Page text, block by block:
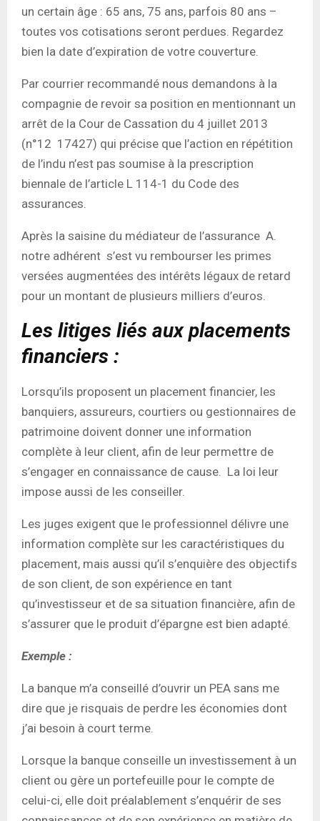
un certain âge : 65 ans, 75 ans, parfois 80 ans –
toutes vos cotisations seront perdues. Regardez
bien la date d’expiration de votre couverture.
Par courrier recommandé nous demandons à la
compagnie de revoir sa position en mentionnant un
arrêt de la Cour de Cassation du 4 juillet 2013
(n°12 17427) qui précise que l’action en répétition
de l’indu n’est pas soumise à la prescription
biennale de l’article L 114-1 du Code des
assurances.
Après la saisine du médiateur de l’assurance A.
notre adhérent s’est vu rembourser les primes
versées augmentées des intérêts légaux de retard
pour un montant de plusieurs milliers d’euros.
Les litiges liés aux placements
financiers :
Lorsqu’ils proposent un placement financier, les
banquiers, assureurs, courtiers ou gestionnaires de
patrimoine doivent donner une information
complète à leur client, afin de leur permettre de
s’engager en connaissance de cause. La loi leur
impose aussi de les conseiller.
Les juges exigent que le professionnel délivre une
information complète sur les caractéristiques du
placement, mais aussi qu’il s’enquière des objectifs
de son client, de son expérience en tant
qu’investisseur et de sa situation financière, afin de
s’assurer que le produit d’épargne est bien adapté.
Exemple :
La banque m’a conseillé d’ouvrir un PEA sans me
dire que je risquais de perdre les économies dont
j’ai besoin à court terme.
Lorsque la banque conseille un investissement à un
client ou gère un portefeuille pour le compte de
celui-ci, elle doit préalablement s’enquérir de ses